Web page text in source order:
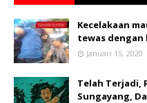
Kecelakaan
tewas dengan
Januari 15, 2020
Telah Terjadi,
Sungayang,